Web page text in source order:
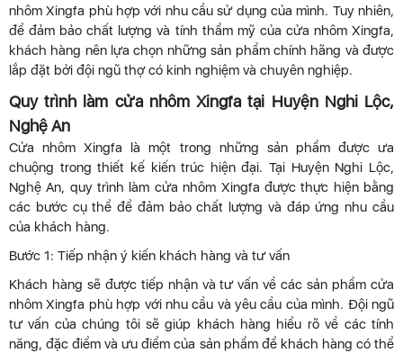
nhôm Xingfa phù hợp với nhu cầu sử dụng của mình. Tuy nhiên,
để đảm bảo chất lượng và tính thẩm mỹ của cửa nhôm Xingfa,
khách hàng nên lựa chọn những sản phẩm chính hãng và được
lắp đặt bởi đội ngũ thợ có kinh nghiệm và chuyên nghiệp.
Quy trình làm cửa nhôm Xingfa tại Huyện Nghi Lộc,
Nghệ An
Cửa nhôm Xingfa là một trong những sản phẩm được ưa
chuộng trong thiết kế kiến trúc hiện đại. Tại Huyện Nghi Lộc,
Nghệ An, quy trình làm cửa nhôm Xingfa được thực hiện bằng
các bước cụ thể để đảm bảo chất lượng và đáp ứng nhu cầu
của khách hàng.
Bước 1: Tiếp nhận ý kiến khách hàng và tư vấn
Khách hàng sẽ được tiếp nhận và tư vấn về các sản phẩm cửa
nhôm Xingfa phù hợp với nhu cầu và yêu cầu của mình. Đội ngũ
tư vấn của chúng tôi sẽ giúp khách hàng hiểu rõ về các tính
năng, đặc điểm và ưu điểm của sản phẩm để khách hàng có thể